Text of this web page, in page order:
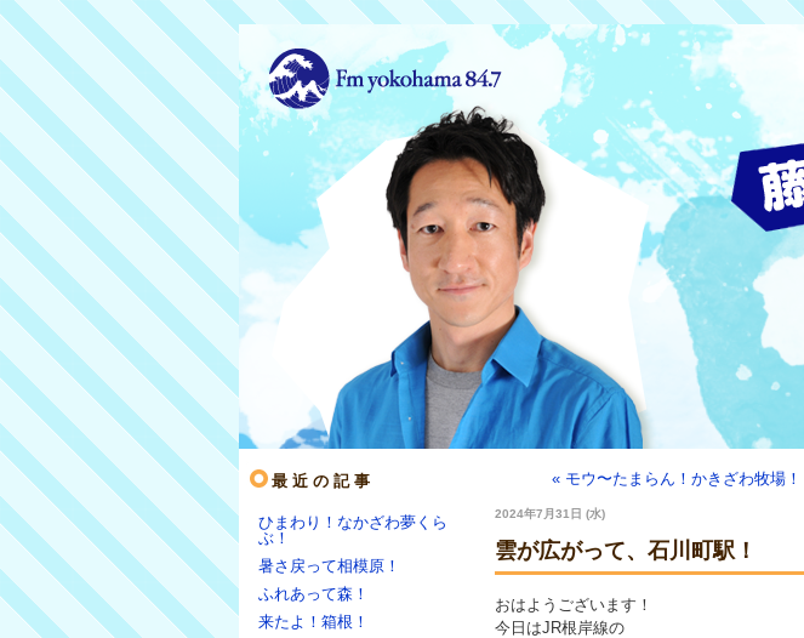
最近の記事
ひまわり！なかざわ夢くら
ぶ！
暑さ戻って相模原！
ふれあって森！
来たよ！箱根！
« モウ〜たまらん！かきざわ牧場！
2024年7月31日 (水)
雲が広がって、石川町駅！
おはようございます！
今日はJR根岸線の